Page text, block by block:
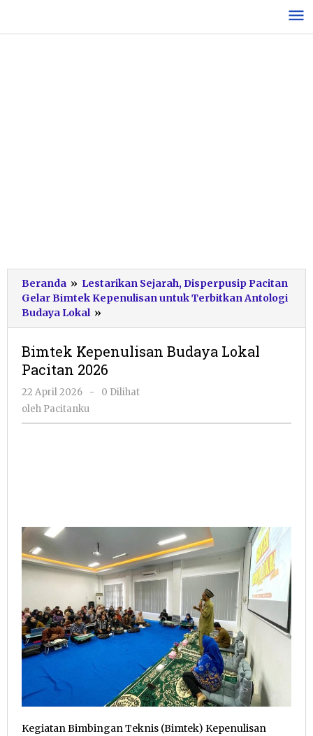
konten
Beranda » Lestarikan Sejarah, Disperpusip Pacitan
Gelar Bimtek Kepenulisan untuk Terbitkan Antologi
Budaya Lokal »
Kepenulisan
Lokal
Pacitan
2026
Bimtek Kepenulisan Budaya Lokal
Pacitan 2026
22 April 2026
oleh
Pacitanku
-
0 Dilihat
oleh Pacitanku
Kegiatan Bimbingan Teknis (Bimtek) Kepenulisan